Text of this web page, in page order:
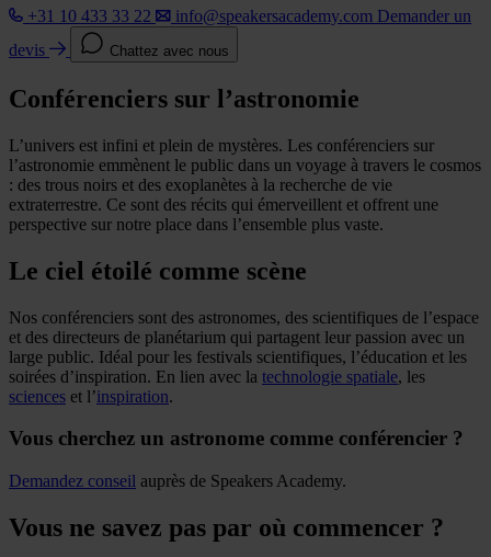
+31 10 433 33 22
info@speakersacademy.com Demander un
devis
Chattez avec nous
Conférenciers sur l’astronomie
L’univers est infini et plein de mystères. Les conférenciers sur
l’astronomie emmènent le public dans un voyage à travers le cosmos
: des trous noirs et des exoplanètes à la recherche de vie
extraterrestre. Ce sont des récits qui émerveillent et offrent une
perspective sur notre place dans l’ensemble plus vaste.
Le ciel étoilé comme scène
Nos conférenciers sont des astronomes, des scientifiques de l’espace
et des directeurs de planétarium qui partagent leur passion avec un
large public. Idéal pour les festivals scientifiques, l’éducation et les
soirées d’inspiration. En lien avec la technologie spatiale, les
sciences et l’inspiration.
Vous cherchez un astronome comme conférencier ?
Demandez conseil auprès de Speakers Academy.
Vous ne savez pas par où commencer ?